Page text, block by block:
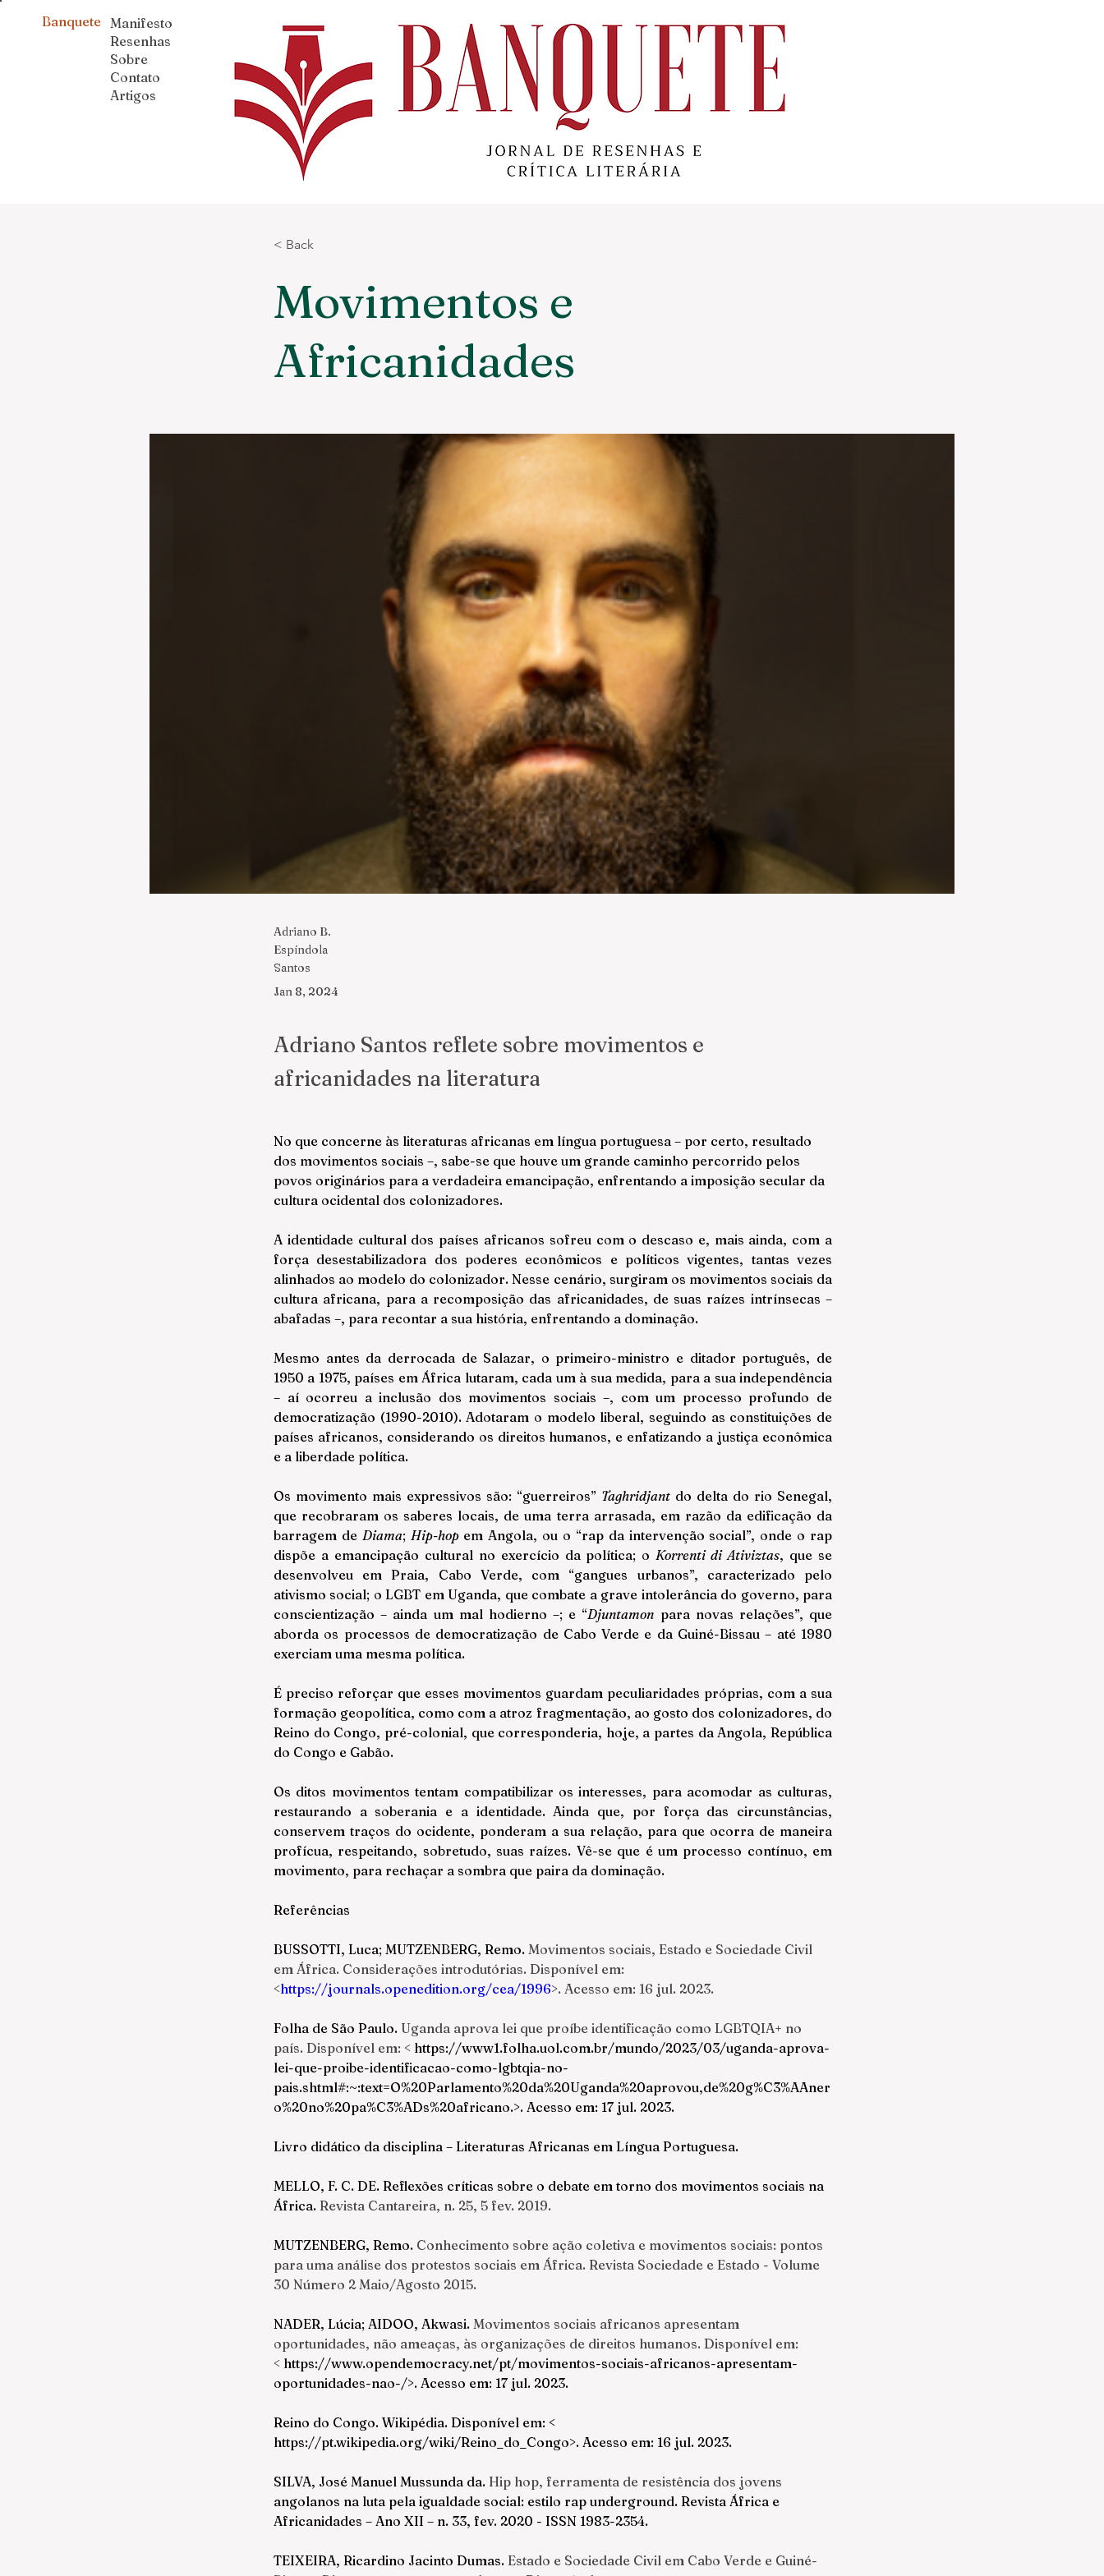
Banquete Manifesto
Resenhas
Sobre
Contato
Artigos
< Back
Movimentos e
Africanidades
Adriano B.
Espíndola
Santos
Jan 8, 2024
Adriano Santos reflete sobre movimentos e
africanidades na literatura
No que concerne às literaturas africanas em língua portuguesa – por certo, resultado
dos movimentos sociais –, sabe-se que houve um grande caminho percorrido pelos
povos originários para a verdadeira emancipação, enfrentando a imposição secular da
cultura ocidental dos colonizadores.
A identidade cultural dos países africanos sofreu com o descaso e, mais ainda, com a
força desestabilizadora dos poderes econômicos e políticos vigentes, tantas vezes
alinhados ao modelo do colonizador. Nesse cenário, surgiram os movimentos sociais da
cultura africana, para a recomposição das africanidades, de suas raízes intrínsecas –
abafadas –, para recontar a sua história, enfrentando a dominação.
Mesmo antes da derrocada de Salazar, o primeiro-ministro e ditador português, de
1950 a 1975, países em África lutaram, cada um à sua medida, para a sua independência
– aí ocorreu a inclusão dos movimentos sociais –, com um processo profundo de
democratização (1990-2010). Adotaram o modelo liberal, seguindo as constituições de
países africanos, considerando os direitos humanos, e enfatizando a justiça econômica
e a liberdade política.
Os movimento mais expressivos são: “guerreiros” Taghridjant do delta do rio Senegal,
que recobraram os saberes locais, de uma terra arrasada, em razão da edificação da
barragem de Diama; Hip-hop em Angola, ou o “rap da intervenção social”, onde o rap
dispõe a emancipação cultural no exercício da política; o Korrenti di Ativiztas, que se
desenvolveu em Praia, Cabo Verde, com “gangues urbanos”, caracterizado pelo
ativismo social; o LGBT em Uganda, que combate a grave intolerância do governo, para
conscientização – ainda um mal hodierno –; e “Djuntamon para novas relações”, que
aborda os processos de democratização de Cabo Verde e da Guiné-Bissau – até 1980
exerciam uma mesma política.
É preciso reforçar que esses movimentos guardam peculiaridades próprias, com a sua
formação geopolítica, como com a atroz fragmentação, ao gosto dos colonizadores, do
Reino do Congo, pré-colonial, que corresponderia, hoje, a partes da Angola, República
do Congo e Gabão.
Os ditos movimentos tentam compatibilizar os interesses, para acomodar as culturas,
restaurando a soberania e a identidade. Ainda que, por força das circunstâncias,
conservem traços do ocidente, ponderam a sua relação, para que ocorra de maneira
profícua, respeitando, sobretudo, suas raízes. Vê-se que é um processo contínuo, em
movimento, para rechaçar a sombra que paira da dominação.
Referências
BUSSOTTI, Luca; MUTZENBERG, Remo. Movimentos sociais, Estado e Sociedade Civil
em África. Considerações introdutórias. Disponível em:
<https://journals.openedition.org/cea/1996>. Acesso em: 16 jul. 2023.
Folha de São Paulo. Uganda aprova lei que proíbe identificação como LGBTQIA+ no
país. Disponível em: < https://www1.folha.uol.com.br/mundo/2023/03/uganda-aprova-
lei-que-proibe-identificacao-como-lgbtqia-no-
pais.shtml#:~:text=O%20Parlamento%20da%20Uganda%20aprovou,de%20g%C3%AAner
o%20no%20pa%C3%ADs%20africano.>. Acesso em: 17 jul. 2023.
Livro didático da disciplina – Literaturas Africanas em Língua Portuguesa.
MELLO, F. C. DE. Reflexões críticas sobre o debate em torno dos movimentos sociais na
África. Revista Cantareira, n. 25, 5 fev. 2019.
MUTZENBERG, Remo. Conhecimento sobre ação coletiva e movimentos sociais: pontos
para uma análise dos protestos sociais em África. Revista Sociedade e Estado - Volume
30 Número 2 Maio/Agosto 2015.
NADER, Lúcia; AIDOO, Akwasi. Movimentos sociais africanos apresentam
oportunidades, não ameaças, às organizações de direitos humanos. Disponível em:
< https://www.opendemocracy.net/pt/movimentos-sociais-africanos-apresentam-
oportunidades-nao-/>. Acesso em: 17 jul. 2023.
Reino do Congo. Wikipédia. Disponível em: <
https://pt.wikipedia.org/wiki/Reino_do_Congo>. Acesso em: 16 jul. 2023.
SILVA, José Manuel Mussunda da. Hip hop, ferramenta de resistência dos jovens
angolanos na luta pela igualdade social: estilo rap underground. Revista África e
Africanidades – Ano XII – n. 33, fev. 2020 - ISSN 1983-2354.
TEIXEIRA, Ricardino Jacinto Dumas. Estado e Sociedade Civil em Cabo Verde e Guiné-